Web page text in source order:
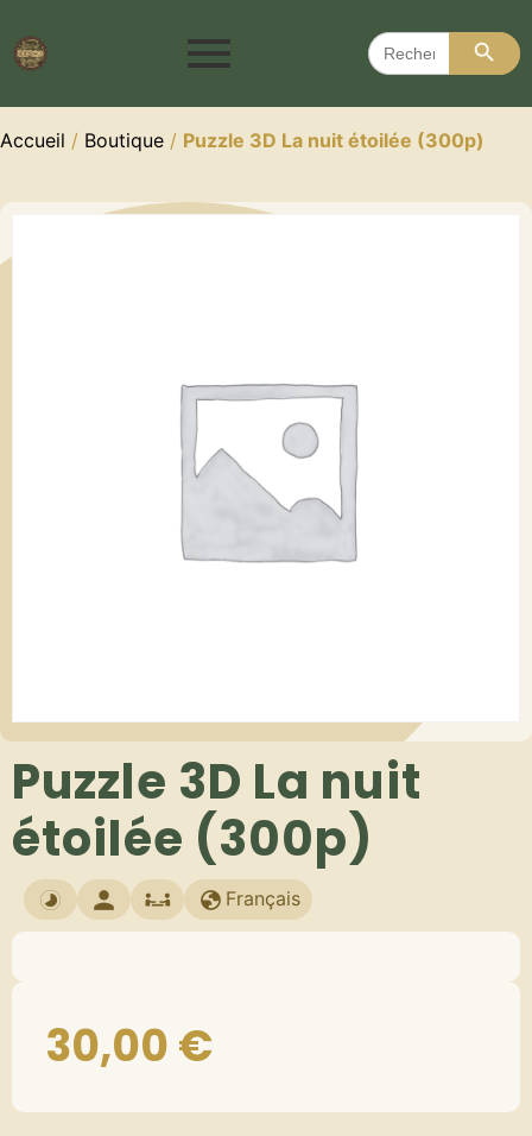
Search
for:
Search
Accueil / Boutique / Puzzle 3D La nuit étoilée (300p)
Puzzle 3D La nuit
étoilée (300p)
Français
30,00€